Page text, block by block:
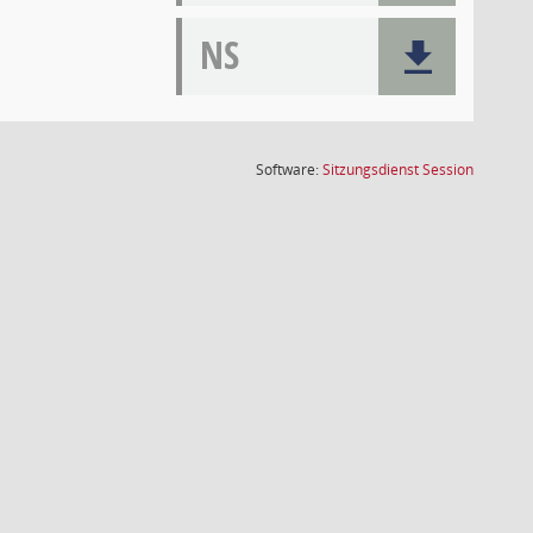
NS
Software:SitzungsdienstSession(Wird in